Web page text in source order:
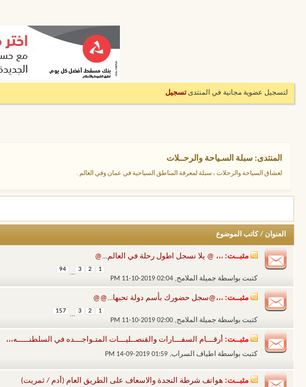
لتسجيل عضوية مجانية في المنتدىتسجيل
المنتدى: سبلة السـياحة والرحــلات
لعشاق السياحة والرحلات ، سبلة لمعرفة المناطق السياحية في عمان وفي العالم .
العنوان / كاتب الموضوع
مثبــت: ،،، @ يلا نسجل اطول رحلة في العالم...@
كتبت بواسطة جميلة الملامح‏, 11-10-2019 02:04 PM
1
2
3
...
94
مثبــت: ،،،@سجل حضورك بأسم دولة تحبها...@@
كتبت بواسطة جميلة الملامح‏, 11-10-2019 02:00 PM
1
2
3
...
157
مثبــت: أرقـــام السفـــارات والقنصــليـــات المتـواجـــده في السلطنـــــه،،،
كتبت بواسطة اطياف السراب‏, 14-09-2019 01:59 PM
مثبــت: هواتف شرطة النجدة والاسعاف على الطريق العام (أدم / ثمريت)